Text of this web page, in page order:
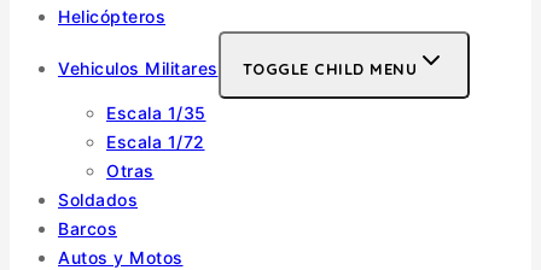
Helicópteros
Vehiculos Militares TOGGLE CHILD MENU
Escala 1/35
Escala 1/72
Otras
Soldados
Barcos
Autos y Motos